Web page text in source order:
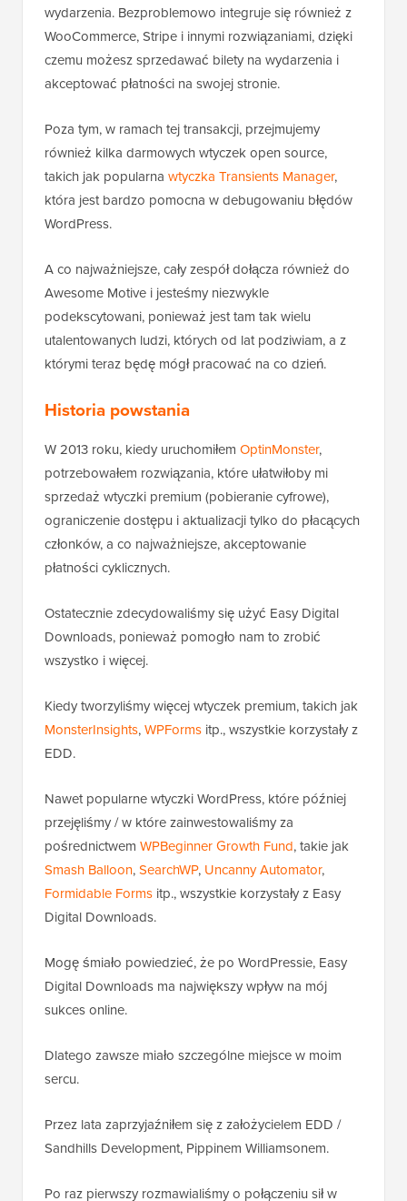
wydarzenia. Bezproblemowo integruje się również z
WooCommerce, Stripe i innymi rozwiązaniami, dzięki
czemu możesz sprzedawać bilety na wydarzenia i
akceptować płatności na swojej stronie.
Poza tym, w ramach tej transakcji, przejmujemy
również kilka darmowych wtyczek open source,
takich jak popularna wtyczka Transients Manager,
która jest bardzo pomocna w debugowaniu błędów
WordPress.
A co najważniejsze, cały zespół dołącza również do
Awesome Motive i jesteśmy niezwykle
podekscytowani, ponieważ jest tam tak wielu
utalentowanych ludzi, których od lat podziwiam, a z
którymi teraz będę mógł pracować na co dzień.
Historia powstania
W 2013 roku, kiedy uruchomiłem OptinMonster,
potrzebowałem rozwiązania, które ułatwiłoby mi
sprzedaż wtyczki premium (pobieranie cyfrowe),
ograniczenie dostępu i aktualizacji tylko do płacących
członków, a co najważniejsze, akceptowanie
płatności cyklicznych.
Ostatecznie zdecydowaliśmy się użyć Easy Digital
Downloads, ponieważ pomogło nam to zrobić
wszystko i więcej.
Kiedy tworzyliśmy więcej wtyczek premium, takich jak
MonsterInsights,WPForms itp., wszystkie korzystały z
EDD.
Nawet popularne wtyczki WordPress, które później
przejęliśmy / w które zainwestowaliśmy za
pośrednictwem WPBeginner Growth Fund, takie jak
Smash Balloon,SearchWP, Uncanny Automator,
Formidable Forms itp., wszystkie korzystały z Easy
Digital Downloads.
Mogę śmiało powiedzieć, że po WordPressie, Easy
Digital Downloads ma największy wpływ na mój
sukces online.
Dlatego zawsze miało szczególne miejsce w moim
sercu.
Przez lata zaprzyjaźniłem się z założycielem EDD /
Sandhills Development, Pippinem Williamsonem.
Po raz pierwszy rozmawialiśmy o połączeniu sił w